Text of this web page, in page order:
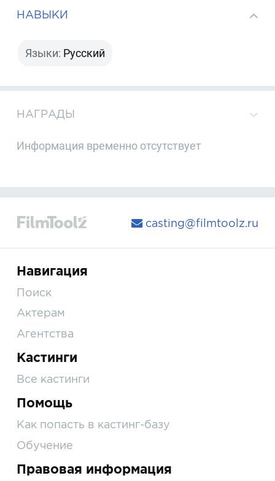
НАВЫКИ
Языки: Русский
НАГРАДЫ
Информация временно отсутствует
casting@filmtoolz.ru
Навигация
Поиск
Актерам
Агентства
Кастинги
Все кастинги
Помощь
Как попасть в кастинг-базу
Обучение
Правовая информация